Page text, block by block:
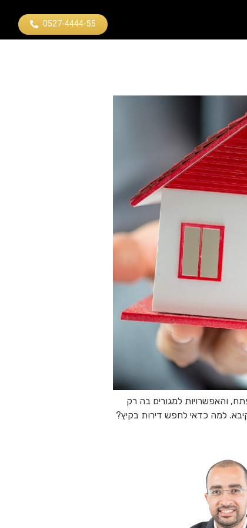
0527-4444-55
והאפשרויות למגורים בה רק
למה כדאי לחפש דירות בקיץ?